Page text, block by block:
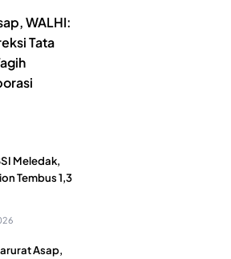
WALHI:
Tata
Meledak,
Tembus 1,3
Asap,